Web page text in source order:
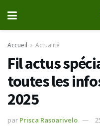
Accueil Actualité
Fil actus
toutes les
2025
par Prisca Rasoarivelo